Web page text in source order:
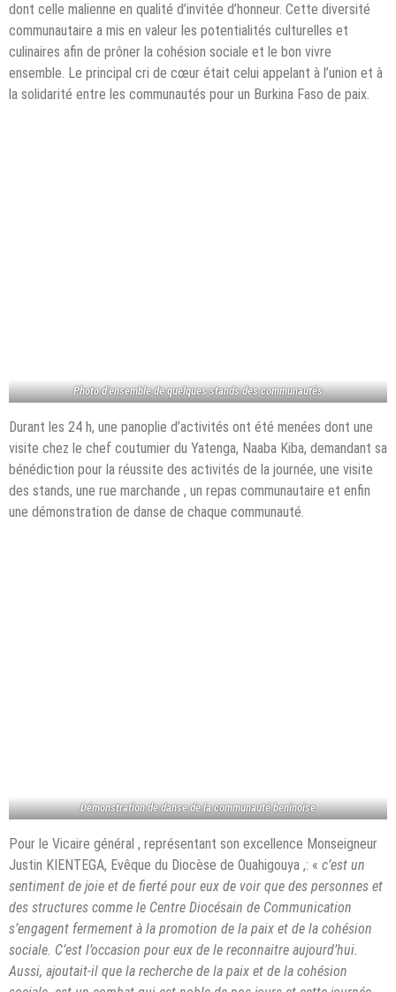
dont celle malienne en qualité d’invitée d’honneur. Cette diversité
communautaire a mis en valeur les potentialités culturelles et
culinaires afin de prôner la cohésion sociale et le bon vivre
ensemble. Le principal cri de cœur était celui appelant à l’union et à
la solidarité entre les communautés pour un Burkina Faso de paix.
Photo d’ensemble de quelques stands des communautés
Durant les 24 h, une panoplie d’activités ont été menées dont une
visite chez le chef coutumier du Yatenga, Naaba Kiba, demandant sa
bénédiction pour la réussite des activités de la journée, une visite
des stands, une rue marchande , un repas communautaire et enfin
une démonstration de danse de chaque communauté.
Démonstration de danse de la communauté beninoise
Pour le Vicaire général , représentant son excellence Monseigneur
Justin KIENTEGA, Evêque du Diocèse de Ouahigouya ,: « c’est un
sentiment de joie et de fierté pour eux de voir que des personnes et
des structures comme le Centre Diocésain de Communication
s’engagent fermement à la promotion de la paix et de la cohésion
sociale. C’est l’occasion pour eux de le reconnaitre aujourd’hui.
Aussi, ajoutait-il que la recherche de la paix et de la cohésion